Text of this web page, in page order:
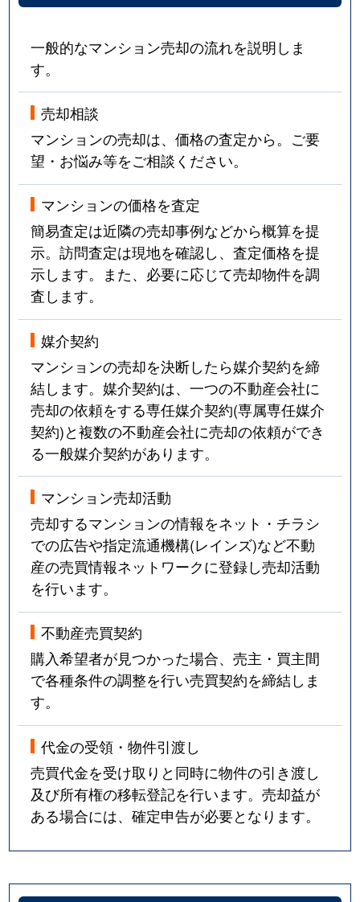
一般的なマンション売却の流れを説明しま
す。
売却相談
マンションの売却は、価格の査定から。ご要
望・お悩み等をご相談ください。
マンションの価格を査定
簡易査定は近隣の売却事例などから概算を提
示。訪問査定は現地を確認し、査定価格を提
示します。また、必要に応じて売却物件を調
査します。
媒介契約
マンションの売却を決断したら媒介契約を締
結します。媒介契約は、一つの不動産会社に
売却の依頼をする専任媒介契約(専属専任媒介
契約)と複数の不動産会社に売却の依頼ができ
る一般媒介契約があります。
マンション売却活動
売却するマンションの情報をネット・チラシ
での広告や指定流通機構(レインズ)など不動
産の売買情報ネットワークに登録し売却活動
を行います。
不動産売買契約
購入希望者が見つかった場合、売主・買主間
で各種条件の調整を行い売買契約を締結しま
す。
代金の受領・物件引渡し
売買代金を受け取りと同時に物件の引き渡し
及び所有権の移転登記を行います。売却益が
ある場合には、確定申告が必要となります。